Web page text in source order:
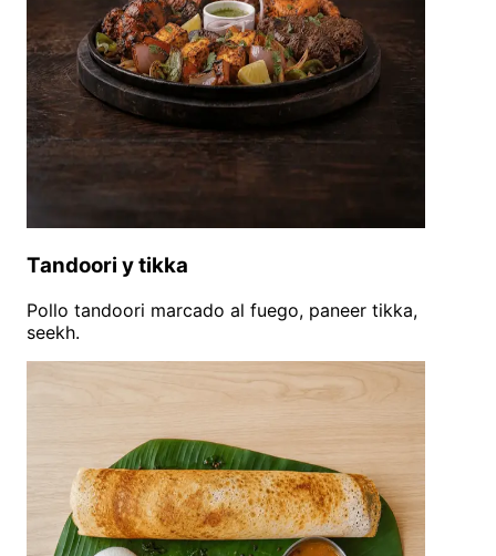
Tandoori y tikka
Pollo tandoori marcado al fuego, paneer tikka,
seekh.